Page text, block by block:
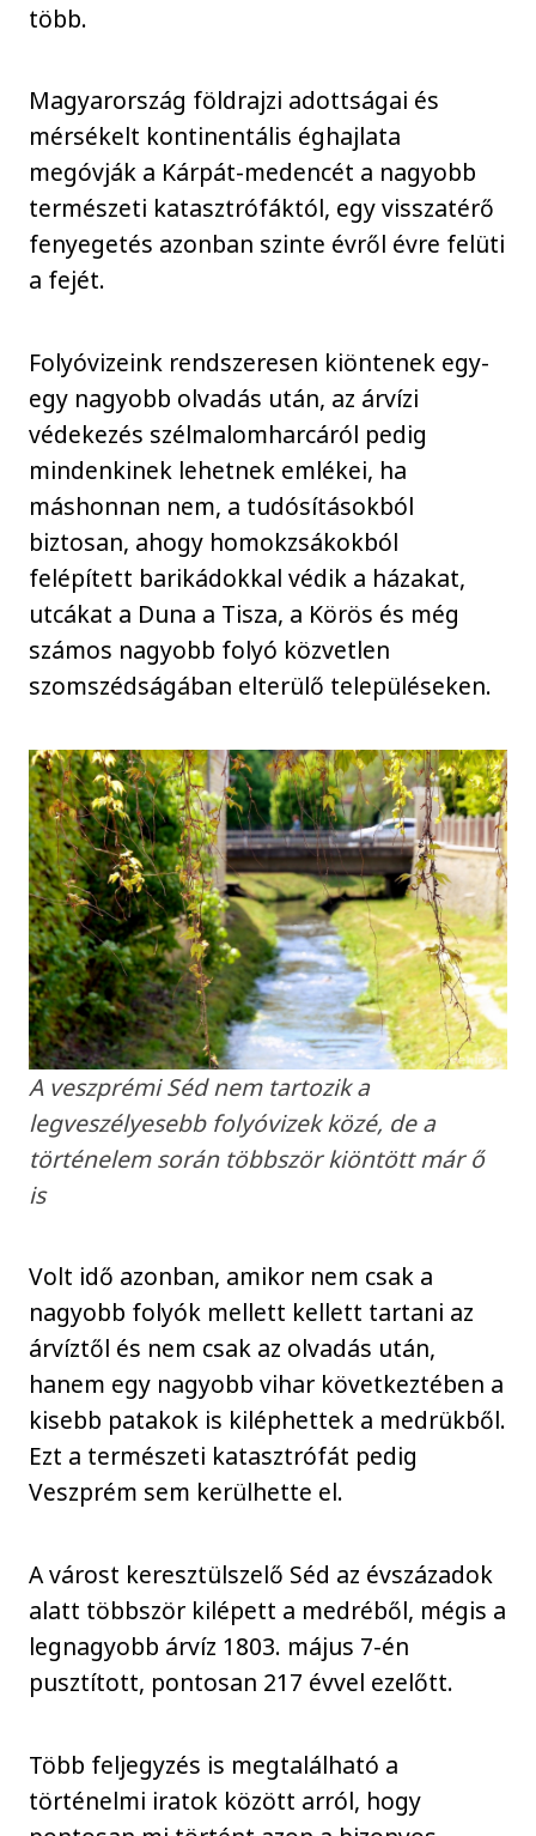
több.
Magyarország földrajzi adottságai és
mérsékelt kontinentális éghajlata
megóvják a Kárpát-medencét a nagyobb
természeti katasztrófáktól, egy visszatérő
fenyegetés azonban szinte évről évre felüti
a fejét.
Folyóvizeink rendszeresen kiöntenek egy-
egy nagyobb olvadás után, az árvízi
védekezés szélmalomharcáról pedig
mindenkinek lehetnek emlékei, ha
máshonnan nem, a tudósításokból
biztosan, ahogy homokzsákokból
felépített barikádokkal védik a házakat,
utcákat a Duna a Tisza, a Körös és még
számos nagyobb folyó közvetlen
szomszédságában elterülő településeken.
A veszprémi Séd nem tartozik a
legveszélyesebb folyóvizek közé, de a
történelem során többször kiöntött már ő
is
Volt idő azonban, amikor nem csak a
nagyobb folyók mellett kellett tartani az
árvíztől és nem csak az olvadás után,
hanem egy nagyobb vihar következtében a
kisebb patakok is kiléphettek a medrükből.
Ezt a természeti katasztrófát pedig
Veszprém sem kerülhette el.
A várost keresztülszelő Séd az évszázadok
alatt többször kilépett a medréből, mégis a
legnagyobb árvíz 1803. május 7-én
pusztított, pontosan 217 évvel ezelőtt.
Több feljegyzés is megtalálható a
történelmi iratok között arról, hogy